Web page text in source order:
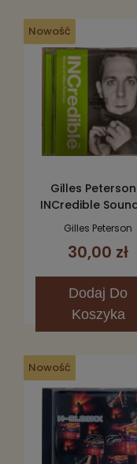
Nowość
Gilles
INCredible
Gilles Peterson
Gilles Peterson
30,00 zł
Dodaj Do
Koszyka
Nowość